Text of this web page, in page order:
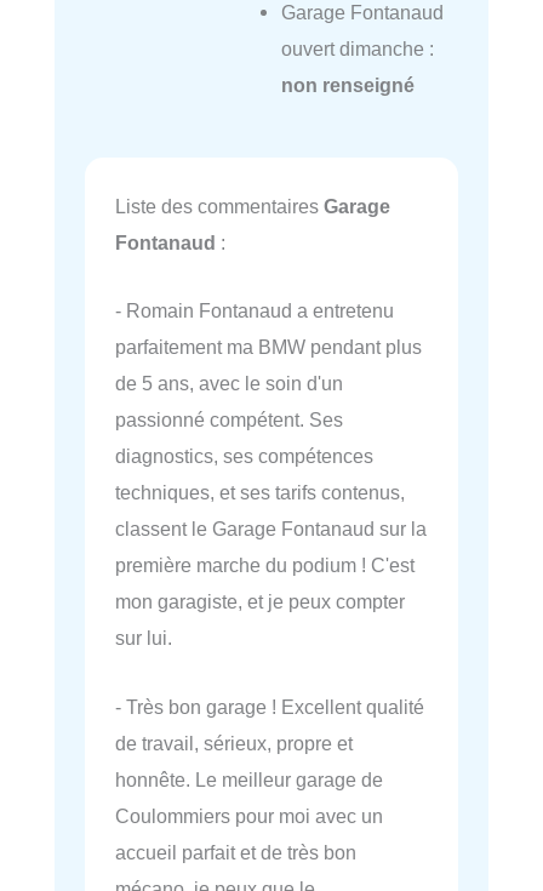
Garage Fontanaud
ouvert dimanche :
non renseigné
Liste des commentaires Garage
Fontanaud :
- Romain Fontanaud a entretenu
parfaitement ma BMW pendant plus
de 5 ans, avec le soin d'un
passionné compétent. Ses
diagnostics, ses compétences
techniques, et ses tarifs contenus,
classent le Garage Fontanaud sur la
première marche du podium ! C'est
mon garagiste, et je peux compter
sur lui.
- Très bon garage ! Excellent qualité
de travail, sérieux, propre et
honnête. Le meilleur garage de
Coulommiers pour moi avec un
accueil parfait et de très bon